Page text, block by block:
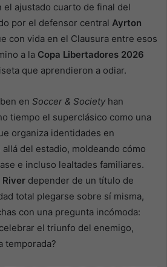
el ajustado cuarto de final del
por el defensor central Ayrton
con vida en el Clausura entre esos
a la Copa Libertadores 2026
que aprendieron a odiar.
en Soccer & Society han
tiempo el superclásico como una
organiza identidades en
allá del estadio, moldeando cómo
e incluso lealtades familiares.
River depender de un título de
total plegarse sobre sí misma,
con una pregunta incómoda:
el triunfo del enemigo,
temporada?